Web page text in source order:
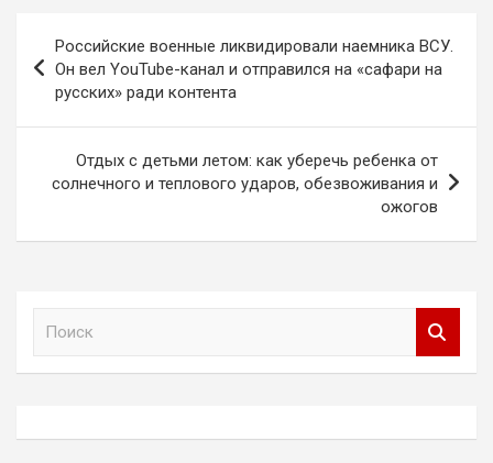
по
записям
Российские военные ликвидировали наемника ВСУ.
Он вел YouTube-канал и отправился на «сафари на
русских» ради контента
Отдых с детьми летом: как уберечь ребенка от
солнечного и теплового ударов, обезвоживания и
ожогов